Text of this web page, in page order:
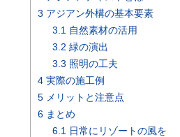
3 アジアン外構の基本要素
3.1 自然素材の活用
3.2 緑の演出
3.3 照明の工夫
4 実際の施工例
5 メリットと注意点
6 まとめ
6.1 日常にリゾートの風を